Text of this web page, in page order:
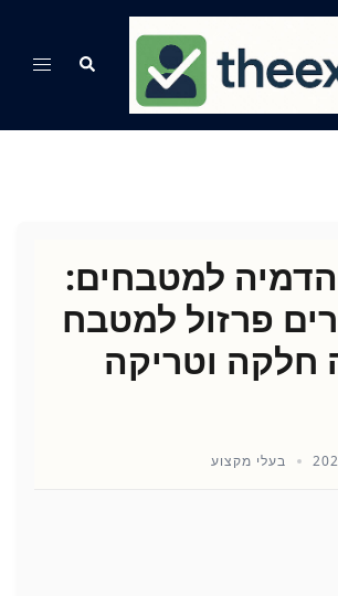
Search
Toggle
למטבחים:
פרזול למטבח
חלקה וטריקה
בעלי מקצוע